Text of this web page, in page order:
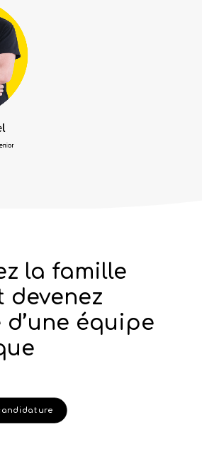
la famille
devenez
d’une équipe